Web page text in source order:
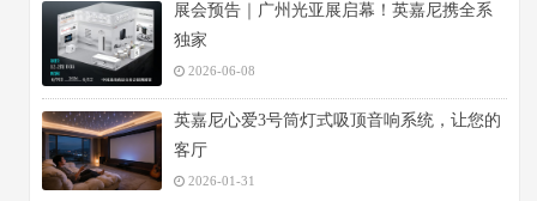
展会预告｜广州光亚展启幕！英嘉尼携全系
独家
2026-06-08
英嘉尼心爱3号筒灯式吸顶音响系统，让您的
客厅
2026-01-31